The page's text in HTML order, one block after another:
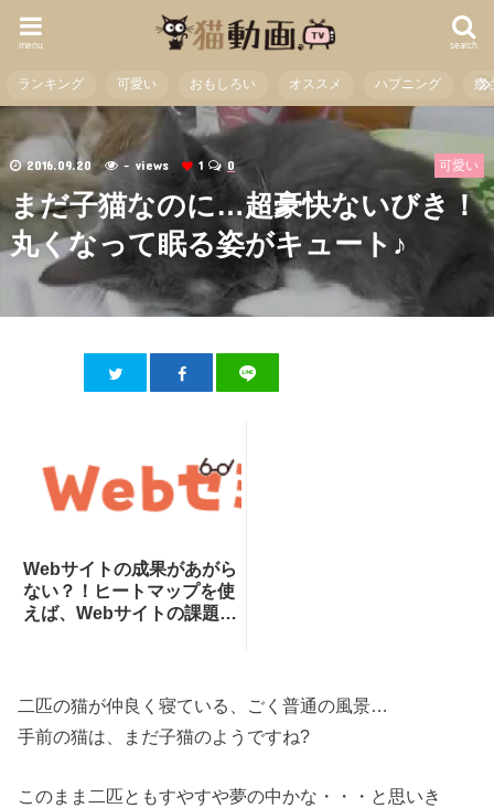
search
menu
ランキング 可愛い おもしろい オススメ ハプニング 癒
可愛い
2016.09.20 - views 1 0
まだ子猫なのに…超豪快ないびき！
丸くなって眠る姿がキュート♪
Webサイトの成果があがら
ない？！ヒートマップを使
えば、Webサイトの課題が
二匹の猫が仲良く寝ている、ごく普通の風景…
手前の猫は、まだ子猫のようですね?
このまま二匹ともすやすや夢の中かな・・・と思いき